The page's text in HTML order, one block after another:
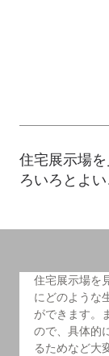
住宅展示場
ろいろとよ
住宅展示場を
にどのような
ができます。
ので、具体的
るためなど大